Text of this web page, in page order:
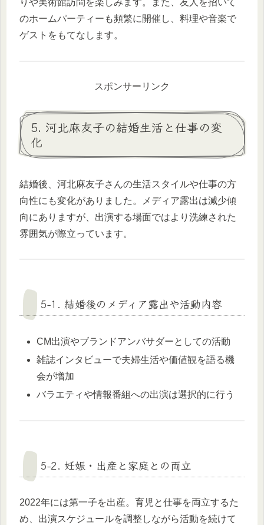
のホームパーティーも頻繁に開催し、料理や音楽で
ゲストをもてなします。
スポンサーリンク
5. 河北麻友子の結婚生活と仕事の変
化
結婚後、河北麻友子さんの生活スタイルや仕事の方
向性にも変化がありました。メディア露出は減少傾
向にありますが、出演する場面ではより洗練された
雰囲気が際立っています。
5-1. 結婚後のメディア露出や活動内容
CM出演やブランドアンバサダーとしての活動
雑誌インタビューで夫婦生活や価値観を語る機
会が増加
バラエティや情報番組への出演は選択的に行う
5-2. 妊娠・出産と家庭との両立
2022年には第一子を出産。育児と仕事を両立するた
め、出演スケジュールを調整しながら活動を続けて